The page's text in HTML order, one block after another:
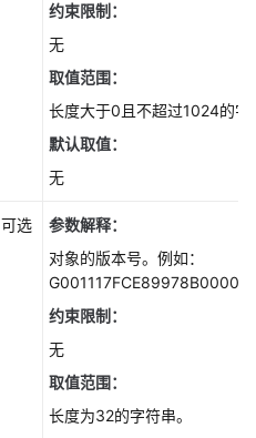
约束限制：
无
取值范围：
长度大于0且不超过1024的字
默认取值：
无
可选
参数解释：
对象的版本号。例如：
约束限制：
无
取值范围：
长度为32的字符串。